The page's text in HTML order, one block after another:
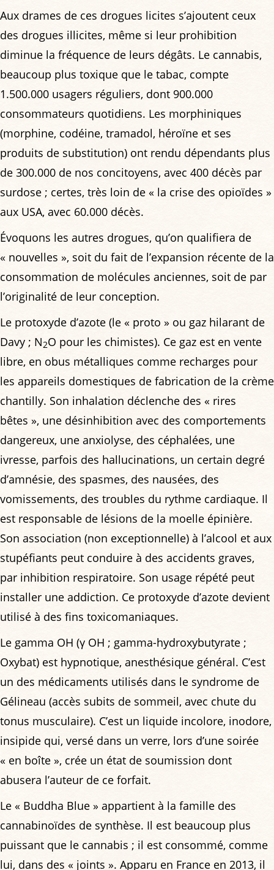
Aux drames de ces drogues licites s’ajoutent ceux
des drogues illicites, même si leur prohibition
diminue la fréquence de leurs dégâts. Le cannabis,
beaucoup plus toxique que le tabac, compte
1.500.000 usagers réguliers, dont 900.000
consommateurs quotidiens. Les morphiniques
(morphine, codéine, tramadol, héroïne et ses
produits de substitution) ont rendu dépendants plus
de 300.000 de nos concitoyens, avec 400 décès par
surdose ; certes, très loin de « la crise des opioïdes »
aux USA, avec 60.000 décès.
Évoquons les autres drogues, qu’on qualifiera de
« nouvelles », soit du fait de l’expansion récente de la
consommation de molécules anciennes, soit de par
l’originalité de leur conception.
Le protoxyde d’azote (le « proto » ou gaz hilarant de
Davy ; N2O pour les chimistes). Ce gaz est en vente
libre, en obus métalliques comme recharges pour
les appareils domestiques de fabrication de la crème
chantilly. Son inhalation déclenche des « rires
bêtes », une désinhibition avec des comportements
dangereux, une anxiolyse, des céphalées, une
ivresse, parfois des hallucinations, un certain degré
d’amnésie, des spasmes, des nausées, des
vomissements, des troubles du rythme cardiaque. Il
est responsable de lésions de la moelle épinière.
Son association (non exceptionnelle) à l’alcool et aux
stupéfiants peut conduire à des accidents graves,
par inhibition respiratoire. Son usage répété peut
installer une addiction. Ce protoxyde d’azote devient
utilisé à des fins toxicomaniaques.
Le gamma OH (γ OH ; gamma-hydroxybutyrate ;
Oxybat) est hypnotique, anesthésique général. C’est
un des médicaments utilisés dans le syndrome de
Gélineau (accès subits de sommeil, avec chute du
tonus musculaire). C’est un liquide incolore, inodore,
insipide qui, versé dans un verre, lors d’une soirée
« en boîte », crée un état de soumission dont
abusera l’auteur de ce forfait.
Le « Buddha Blue » appartient à la famille des
cannabinoïdes de synthèse. Il est beaucoup plus
puissant que le cannabis ; il est consommé, comme
lui, dans des « joints ». Apparu en France en 2013, il